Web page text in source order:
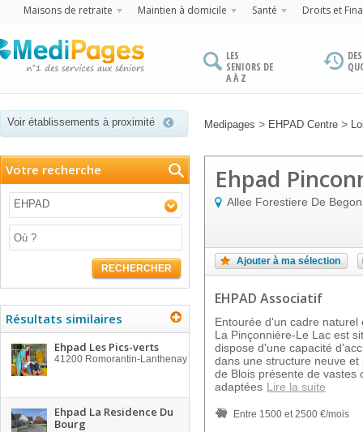
Maisons de retraite Maintien à domicile Santé Droits et
LES
SENIORS DE
A À Z
Voir établissements à proximité Medipages > EHPAD Centre >
Votre recherche
EHPAD
RECHERCHER
Résultats similaires
Ehpad Les Pics-verts
41200 Romorantin-Lanthenay
Ehpad La Residence Du
Bourg
Ehpad
Allee Forestiere De Begon
Ajouter à ma sélection
EHPAD Associatif
Entourée d'un cadre
La Pinçonnière-Le Lac est
dispose d'une capacité
dans une structure neuve
de Blois présente de vastes
adaptées Lire la suite
Entre 1500 et 2500 €/mois